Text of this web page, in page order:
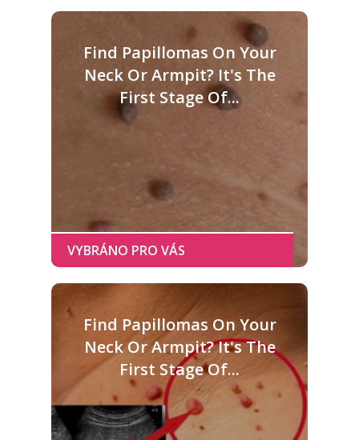
Find Papillomas On Your
Neck Or Armpit? It's The
First Stage Of...
Find Papillomas On Your
Neck Or Armpit? It's The
First Stage Of...